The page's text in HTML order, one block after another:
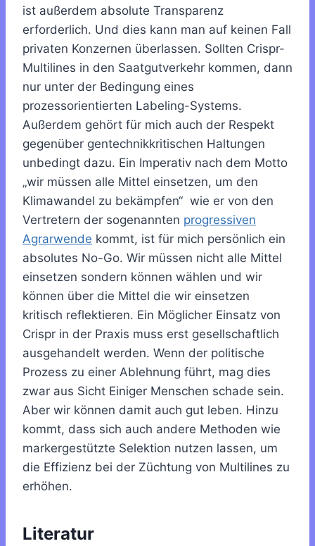
ist außerdem absolute Transparenz
erforderlich. Und dies kann man auf keinen Fall
privaten Konzernen überlassen. Sollten Crispr-
Multilines in den Saatgutverkehr kommen, dann
nur unter der Bedingung eines
prozessorientierten Labeling-Systems.
Außerdem gehört für mich auch der Respekt
gegenüber gentechnikkritischen Haltungen
unbedingt dazu. Ein Imperativ nach dem Motto
„wir müssen alle Mittel einsetzen, um den
Klimawandel zu bekämpfen“ wie er von den
Vertretern der sogenannten progressiven
Agrarwende kommt, ist für mich persönlich ein
absolutes No-Go. Wir müssen nicht alle Mittel
einsetzen sondern können wählen und wir
können über die Mittel die wir einsetzen
kritisch reflektieren. Ein Möglicher Einsatz von
Crispr in der Praxis muss erst gesellschaftlich
ausgehandelt werden. Wenn der politische
Prozess zu einer Ablehnung führt, mag dies
zwar aus Sicht Einiger Menschen schade sein.
Aber wir können damit auch gut leben. Hinzu
kommt, dass sich auch andere Methoden wie
markergestützte Selektion nutzen lassen, um
die Effizienz bei der Züchtung von Multilines zu
erhöhen.
Literatur